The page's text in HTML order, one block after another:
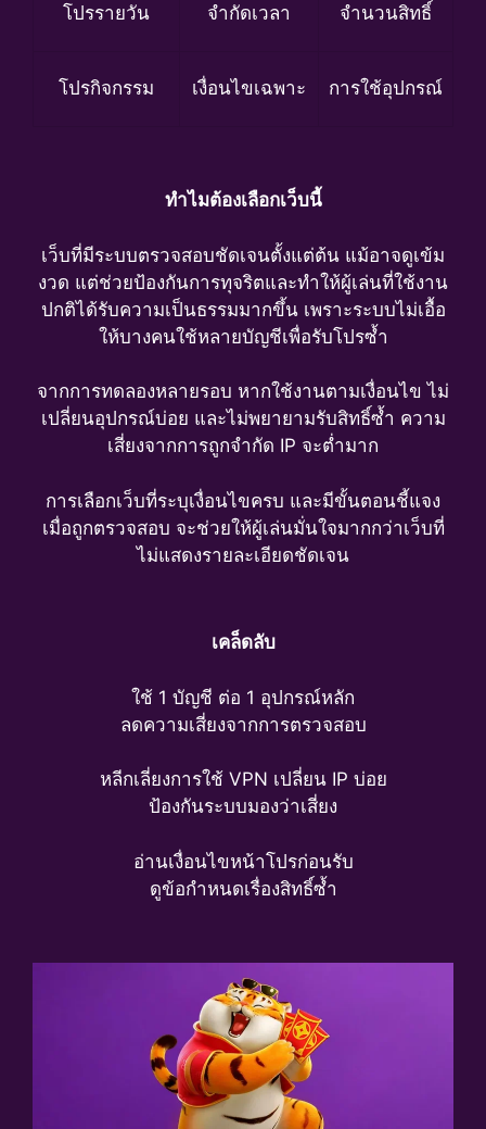
โปรรายวัน จำกัดเวลา จำนวนสิทธิ์
โปรกิจกรรม เงื่อนไขเฉพาะ การใช้อุปกรณ์
ทำไมต้องเลือกเว็บนี้
เว็บที่มีระบบตรวจสอบชัดเจนตั้งแต่ต้น แม้อาจดูเข้ม
งวด แต่ช่วยป้องกันการทุจริตและทำให้ผู้เล่นที่ใช้งาน
ปกติได้รับความเป็นธรรมมากขึ้น เพราะระบบไม่เอื้อ
ให้บางคนใช้หลายบัญชีเพื่อรับโปรซ้ำ
จากการทดลองหลายรอบ หากใช้งานตามเงื่อนไข ไม่
เปลี่ยนอุปกรณ์บ่อย และไม่พยายามรับสิทธิ์ซ้ำ ความ
เสี่ยงจากการถูกจำกัด IP จะต่ำมาก
การเลือกเว็บที่ระบุเงื่อนไขครบ และมีขั้นตอนชี้แจง
เมื่อถูกตรวจสอบ จะช่วยให้ผู้เล่นมั่นใจมากกว่าเว็บที่
ไม่แสดงรายละเอียดชัดเจน
เคล็ดลับ
ใช้ 1 บัญชี ต่อ 1 อุปกรณ์หลัก
ลดความเสี่ยงจากการตรวจสอบ
หลีกเลี่ยงการใช้ VPN เปลี่ยน IP บ่อย
ป้องกันระบบมองว่าเสี่ยง
อ่านเงื่อนไขหน้าโปรก่อนรับ
ดูข้อกำหนดเรื่องสิทธิ์ซ้ำ